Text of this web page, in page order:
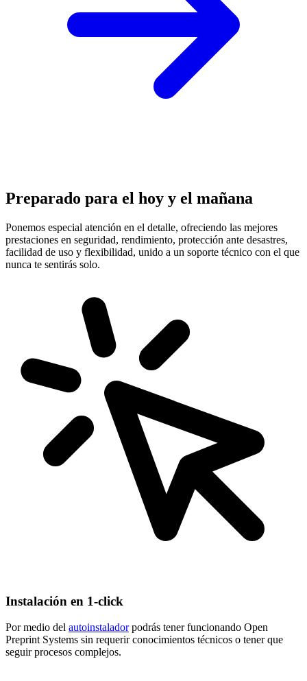
Preparado para el hoy y el mañana
Ponemos especial atención en el detalle, ofreciendo las mejores
prestaciones en seguridad, rendimiento, protección ante desastres,
facilidad de uso y flexibilidad, unido a un soporte técnico con el que
nunca te sentirás solo.
Instalación en 1-click
Por medio del autoinstaladorpodrás tener funcionando Open
Preprint Systems sin requerir conocimientos técnicos o tener que
seguir procesos complejos.